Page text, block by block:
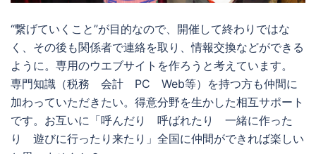
“繋げていくこと”が目的なので、開催して終わりではな
く、その後も関係者で連絡を取り、情報交換などができる
ように。専用のウエブサイトを作ろうと考えています。
専門知識（税務 会計 PC Web等）を持つ方も仲間に
加わっていただきたい。得意分野を生かした相互サポート
です。お互いに「呼んだり 呼ばれたり 一緒に作った
り 遊びに行ったり来たり」全国に仲間ができれば楽しい